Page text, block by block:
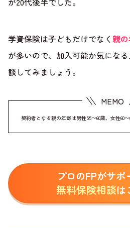
学資保険は子どもだけでなく 親
が多いので、加入可能か気にな
談してみましょう。
契約者となる親の年齢は男性55〜60歳、女性60
プロのFPがサポ
無料保険相談は